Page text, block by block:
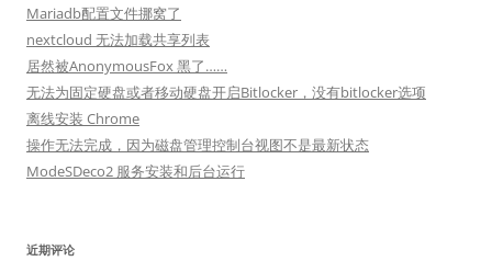
Mariadb配置文件挪窝了
nextcloud 无法加载共享列表
居然被AnonymousFox 黑了……
无法为固定硬盘或者移动硬盘开启Bitlocker，没有bitlocker选项
离线安装 Chrome
操作无法完成，因为磁盘管理控制台视图不是最新状态
ModeSDeco2 服务安装和后台运行
近期评论